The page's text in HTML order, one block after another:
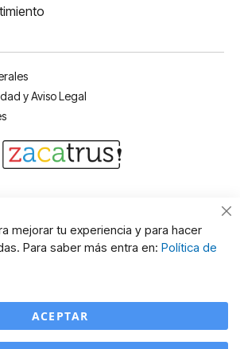
y Aviso Legal
mejorar tu experiencia y para hacer
Para saber más entra en: Política de
ACEPTAR